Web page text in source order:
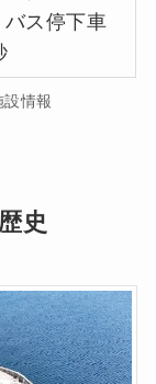
バス停下車
情報
史